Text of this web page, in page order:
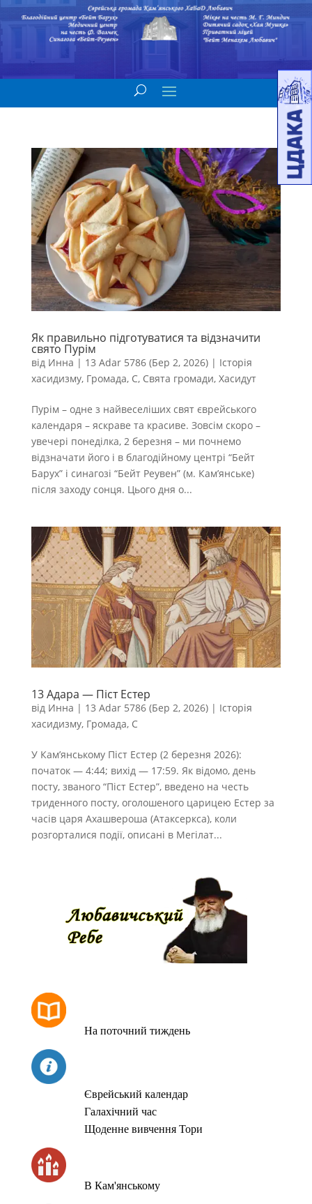
Як правильно підготуватися та відзначити
свято Пурім
від Инна | 13 Adar 5786 (Бер 2, 2026)| Історія
хасидизму, Громада, С, Свята громади, Хасидут
Пурім – одне з найвеселіших свят єврейського
календаря – яскраве та красиве. Зовсім скоро –
увечері понеділка, 2 березня – ми почнемо
відзначати його і в благодійному центрі “Бейт
Барух” і синагозі “Бейт Реувен” (м. Кам’янське)
після заходу сонця. Цього дня о...
13 Адара — Піст Естер
від Инна | 13 Adar 5786 (Бер 2, 2026)| Історія
хасидизму, Громада, С
У Кам’янському Піст Естер (2 березня 2026):
початок — 4:44; вихід — 17:59. Як відомо, день
посту, званого “Піст Естер”, введено на честь
триденного посту, оголошеного царицею Естер за
часів царя Ахашвероша (Атаксеркса), коли
розгорталися події, описані в Мегілат...
На поточний тиждень
Єврейський календар
Галахічний час
Щоденне вивчення Тори
В Кам'янському